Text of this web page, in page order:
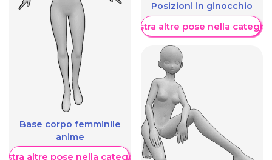
Base corpo femminile
anime
altre pose nella categoria
Posizioni in ginocchio
Mostra altre pose nella